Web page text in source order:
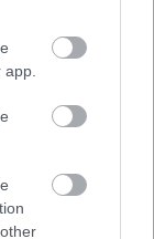
Email küldés
FOCI
#DAVIDE